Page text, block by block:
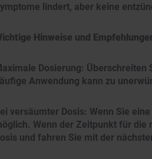
lindert, aber keine
Hinweise und
Dosierung: Überschreiten
Anwendung kann zu
versäumter Dosis: Wenn Sie
Wenn der Zeitpunkt für die
und fahren Sie mit der